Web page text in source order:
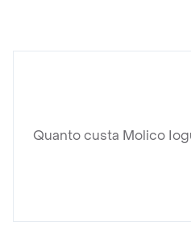
Quanto custa Molico